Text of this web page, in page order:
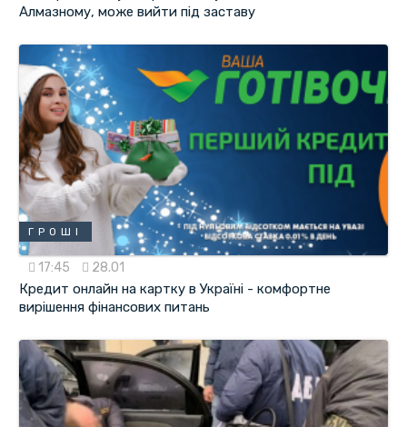
Алмазному, може вийти під заставу
ГРОШІ
17:45 28.01
Кредит онлайн на картку в Україні - комфортне
вирішення фінансових питань